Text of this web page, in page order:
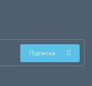
Підписка